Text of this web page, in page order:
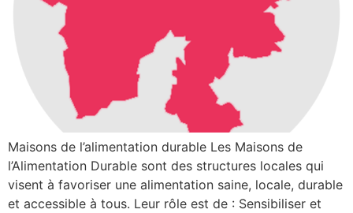
Maisons de l’alimentation durable Les Maisons de
l’Alimentation Durable sont des structures locales qui
visent à favoriser une alimentation saine, locale, durable
et accessible à tous. Leur rôle est de : Sensibiliser et